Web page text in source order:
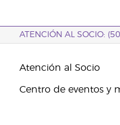
ATENCIÓN AL SOCIO:
Atención al Socio
Centro de eventos y